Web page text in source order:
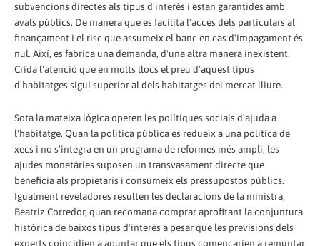
subvencions directes als tipus d'interès i estan garantides amb
avals públics. De manera que es facilita l'accés dels particulars al
finançament i el risc que assumeix el banc en cas d'impagament és
nul. Així, es fabrica una demanda, d'una altra manera inexistent.
Crida l'atenció que en molts llocs el preu d'aquest tipus
d'habitatges sigui superior al dels habitatges del mercat lliure.
Sota la mateixa lògica operen les polítiques socials d'ajuda a
l'habitatge. Quan la política pública es redueix a una política de
xecs i no s'integra en un programa de reformes més ampli, les
ajudes monetàries suposen un transvasament directe que
beneficia als propietaris i consumeix els pressupostos públics.
Igualment reveladores resulten les declaracions de la ministra,
Beatriz Corredor, quan recomana comprar aprofitant la conjuntura
històrica de baixos tipus d'interès a pesar que les previsions dels
experts coincidien a apuntar que els tipus començarien a remuntar